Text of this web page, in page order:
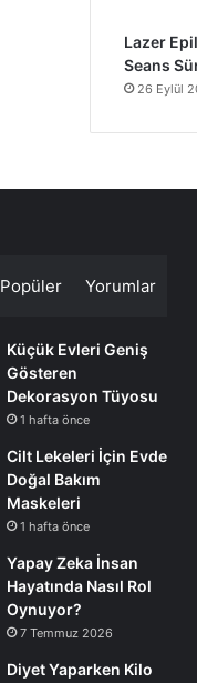
Lazer
Seans
26 Eylül
Popüler Yorumlar
Küçük Evleri Geniş
Gösteren
Dekorasyon Tüyosu
1 hafta önce
Cilt Lekeleri İçin Evde
Doğal Bakım
Maskeleri
1 hafta önce
Yapay Zeka İnsan
Hayatında Nasıl Rol
Oynuyor?
7 Temmuz 2026
Diyet Yaparken Kilo